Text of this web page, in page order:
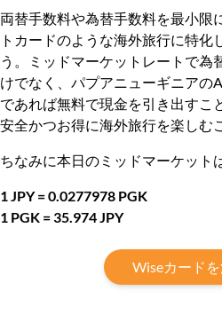
両替手数料や為替手数料を最小限
トカードのような海外旅行に特化
う。ミッドマーケットレートで為
けでなく、パプアニューギニアの
であれば無料で現金を引き出すこ
安全かつお得に海外旅行を楽しむ
ちなみに本日のミッドマーケット
1 JPY = 0.0277978 PGK
1 PGK = 35.974 JPY
Wiseカード